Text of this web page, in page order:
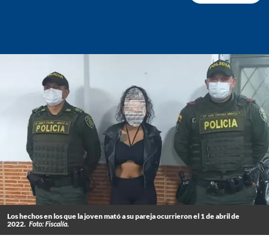
Los hechos en los que la joven mató a su pareja ocurrieron el 1 de abril de
2022. Foto: Fiscalía.